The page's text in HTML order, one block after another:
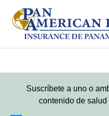
Suscríbete a uno o
contenido de